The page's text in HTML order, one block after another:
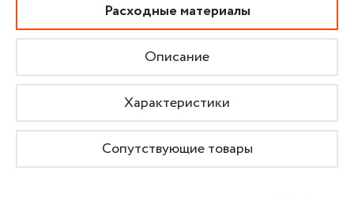
Расходные материалы
Описание
Характеристики
Сопутствующие товары